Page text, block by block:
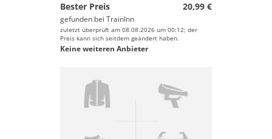
Bester Preis
20,99 €
gefunden bei TrainInn
zuletzt überprüft am 08.08.2026 um 00:12; der
Preis kann sich seitdem geändert haben.
Keine weiteren Anbieter